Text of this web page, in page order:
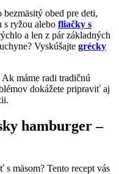
obed pre deti,
s ryžou alebo fliačky s
a len z pár základných
Vyskúšajte grécky
máme radi tradičnú
dokážete pripraviť aj
hamburger –
mäsom? Tento recept vás